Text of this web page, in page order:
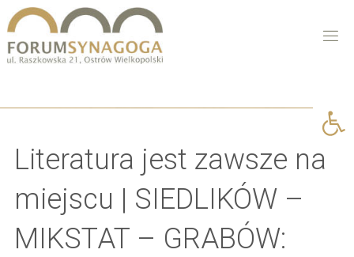
Literatura jest zawsze na
miejscu | SIEDLIKÓW –
MIKSTAT – GRABÓW: